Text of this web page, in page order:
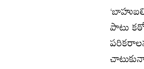
పాటు